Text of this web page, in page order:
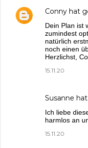
Conny hat
Dein Plan ist
zumindest
natürlich
noch einen
Herzlichst,
15.11.20
Susanne
Ich liebe
harmlos an
15.11.20